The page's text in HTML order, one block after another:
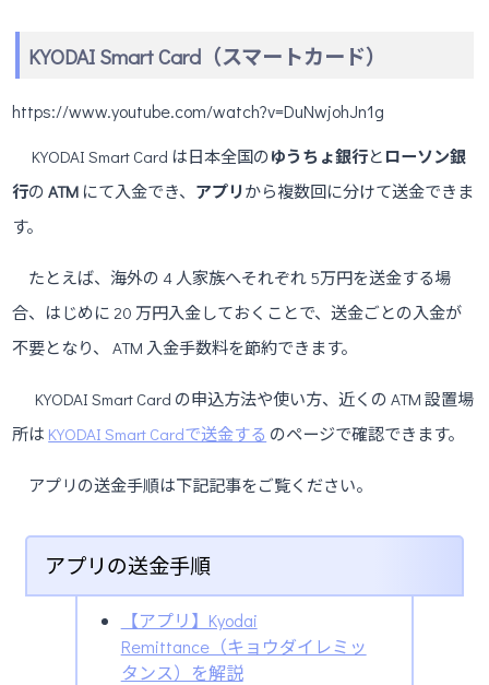
KYODAI Smart Card（スマートカード）
https://www.youtube.com/watch?v=DuNwjohJn1g
KYODAI Smart Card は日本全国のゆうちょ銀行と ローソン銀
行のATM にて入金でき、 アプリから複数回に分けて送金できま
す。
たとえば、海外の 4 人家族へそれぞれ 5万円を送金する場
合、はじめに 20 万円入金しておくことで、送金ごとの入金が
不要となり、 ATM 入金手数料を節約できます。
KYODAI Smart Card の申込方法や使い方、近くの ATM 設置場
所は KYODAI Smart Cardで送金する のページで確認できます。
アプリの送金手順は下記記事をご覧ください。
アプリの送金手順
【アプリ】Kyodai
Remittance（キョウダイレミッ
タンス）を解説